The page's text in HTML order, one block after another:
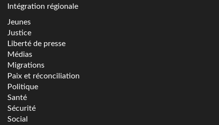
Intégration régionale
Jeunes
Justice
Liberté de presse
Médias
Migrations
Paix et réconciliation
Politique
Santé
Sécurité
Social